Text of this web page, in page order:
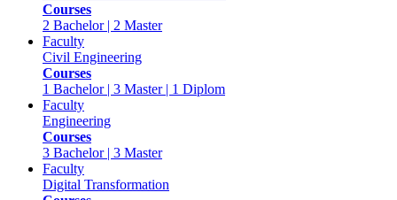
Courses
2 Bachelor | 2 Master
Faculty
Civil Engineering
Courses
1 Bachelor | 3 Master | 1 Diplom
Faculty
Engineering
Courses
3 Bachelor | 3 Master
Faculty
Digital Transformation